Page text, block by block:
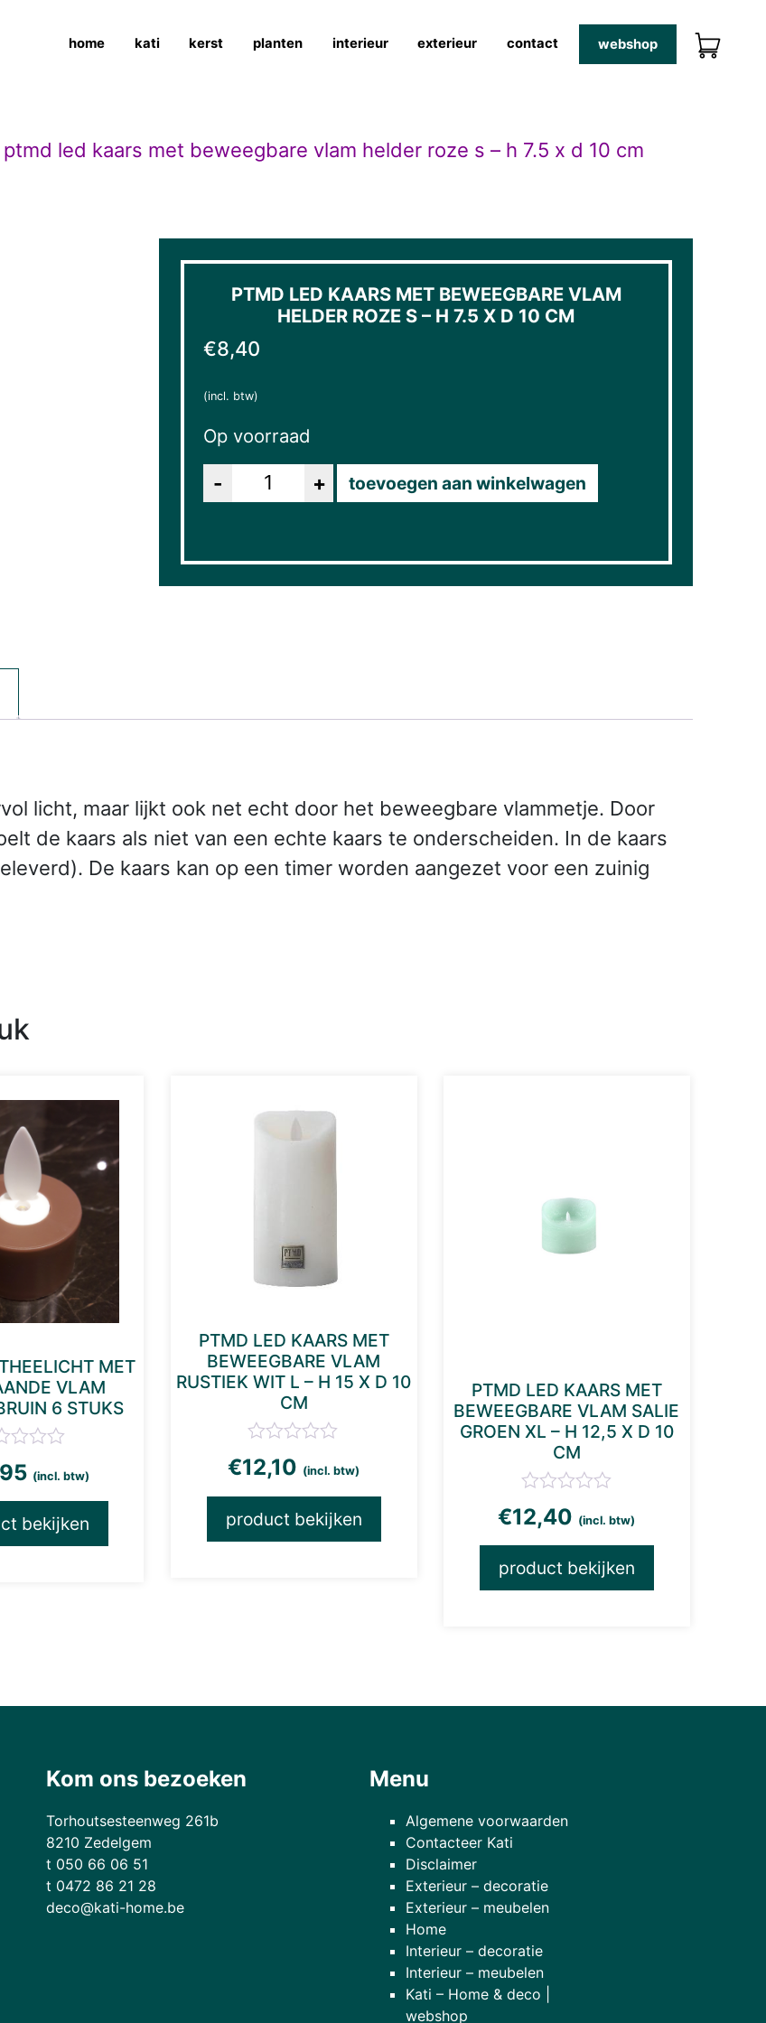
home kati kerst planten interieur exterieur contact webshop
ptmd led kaars met beweegbare vlam helder roze s – h 7.5 x d 10 cm
PTMD LED KAARS MET BEWEEGBARE VLAM
HELDER ROZE S – H 7.5 X D 10 CM
€8,40
(incl. btw)
Op voorraad
Aantal toevoegen aan winkelwagen
licht, maar lijkt ook net echt door het beweegbare vlammetje. Door
de kaars als niet van een echte kaars te onderscheiden. In de kaars
De kaars kan op een timer worden aangezet voor een zuinig
MET
VLAM
6 STUKS
(incl. btw)
bekijken
PTMD LED KAARS MET
BEWEEGBARE VLAM
RUSTIEK WIT L – H 15 X D 10
CM
€12,10 (incl. btw)
product bekijken
PTMD LED KAARS MET
BEWEEGBARE VLAM SALIE
GROEN XL – H 12,5 X D 10
CM
€12,40 (incl. btw)
product bekijken
Kom ons bezoeken
Torhoutsesteenweg 261b
8210 Zedelgem
t 050 66 06 51
t 0472 86 21 28
deco@kati-home.be
Menu
Algemene voorwaarden
Contacteer Kati
Disclaimer
Exterieur – decoratie
Exterieur – meubelen
Home
Interieur – decoratie
Interieur – meubelen
Kati – Home & deco |
webshop